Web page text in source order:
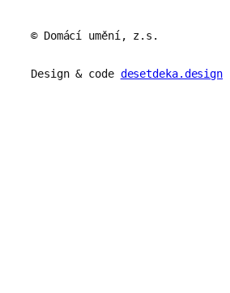
© Domácí umění, z.s.
Design & code desetdeka.design